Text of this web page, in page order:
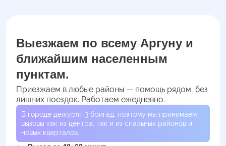
Выезжаем по всему Аргуну и
ближайшим населенным
пунктам.
Приезжаем в любые районы — помощь рядом, без
лишних поездок. Работаем ежедневно.
В городе дежурят 3 бригад, поэтому мы принимаем
вызовы как из центра, так и из спальных районов и
новых кварталов.